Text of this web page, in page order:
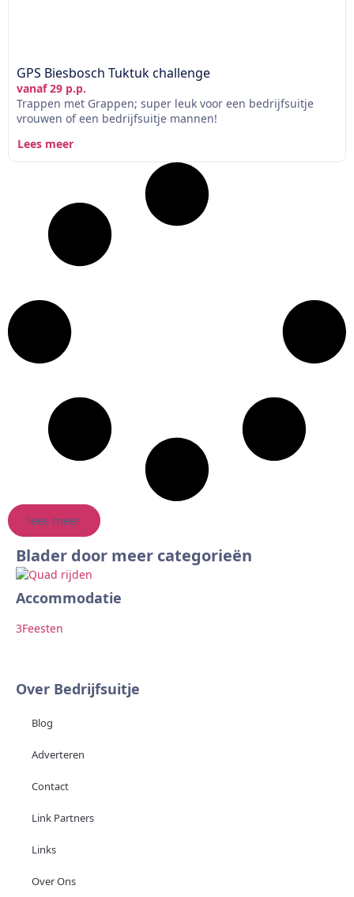
GPS Biesbosch Tuktuk challenge
vanaf 29 p.p.
Trappen met Grappen; super leuk voor een bedrijfsuitje
vrouwen of een bedrijfsuitje mannen!
Lees meer
lees meer
Blader door meer categorieën
Accommodatie
3Feesten
Over Bedrijfsuitje
Blog
Adverteren
Contact
Link Partners
Links
Over Ons